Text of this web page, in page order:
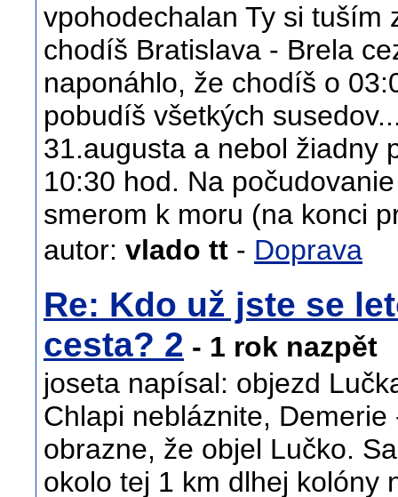
vpohodechalan Ty si tuším
chodíš Bratislava - Brela
naponáhlo, že chodíš o
pobudíš všetkých
31.augusta a nebol žiadny
10:30 hod. Na
smerom k moru (na konci
autor: vlado tt - Doprava
Re: Kdo už jste se
cesta? 2 - 1 rok nazpět
joseta napísal: objezd
Chlapi nebláznite,
obrazne, že objel Lučko.
okolo tej 1 km dlhej kolóny